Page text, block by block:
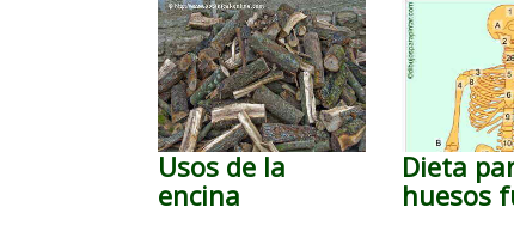
Usos de la
encina
Dieta
huesos